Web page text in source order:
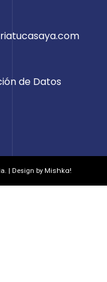
de Datos
| Design by Mishka!